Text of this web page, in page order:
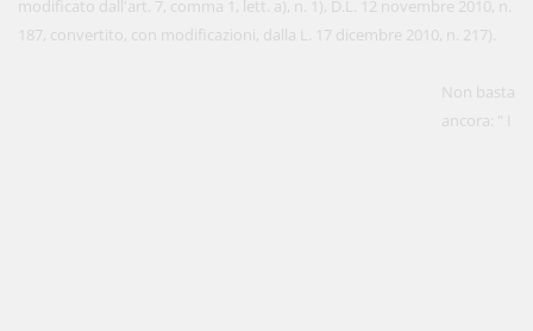
modificato dall'art. 7, comma 1, lett. a), n. 1), D.L. 12 novembre 2010, n.
187, convertito, con modificazioni, dalla L. 17 dicembre 2010, n. 217).
Non basta
ancora: " I